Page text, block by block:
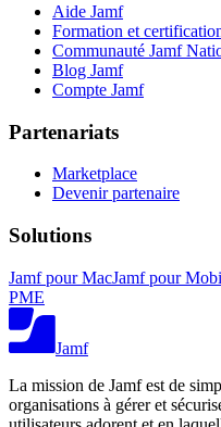
Aide Jamf
Formation et
Communauté Jamf
Blog Jamf
Compte Jamf
Partenariats
Marketplace
Devenir partenaire
Solutions
Jamf pour MacJamf pour
PME
Jamf
La mission de Jamf est de
organisations à gérer et